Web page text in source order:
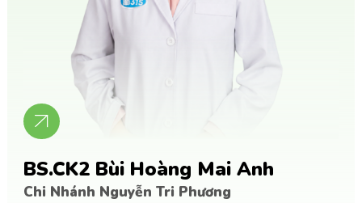
BS.CK2 Bùi Hoàng Mai Anh
Chi Nhánh Nguyễn Tri Phương